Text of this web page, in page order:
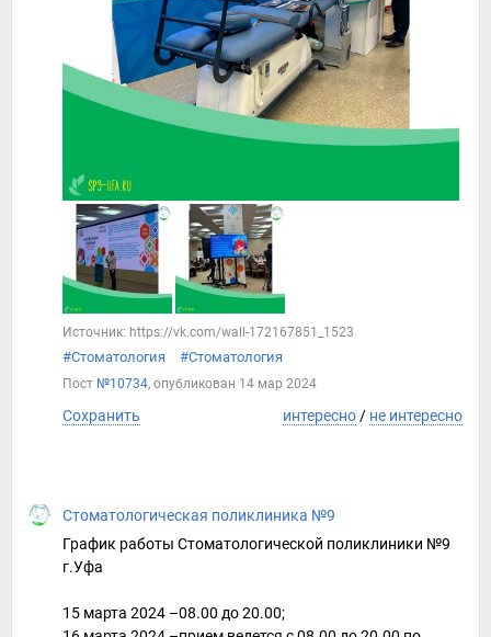
Источник: https://vk.com/wall-172167851_1523
#Стоматология #Стоматология
Пост №10734, опубликован 14 мар 2024
Сохранить интересно / не интересно
Стоматологическая поликлиника №9
График работы Стоматологической поликлиники №9
г.Уфа
15 марта 2024 –08.00 до 20.00;